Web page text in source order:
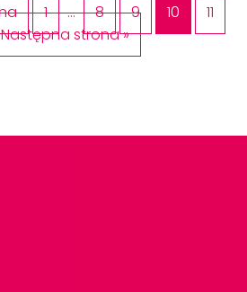
1 … 8 9 10
11
Następna strona »